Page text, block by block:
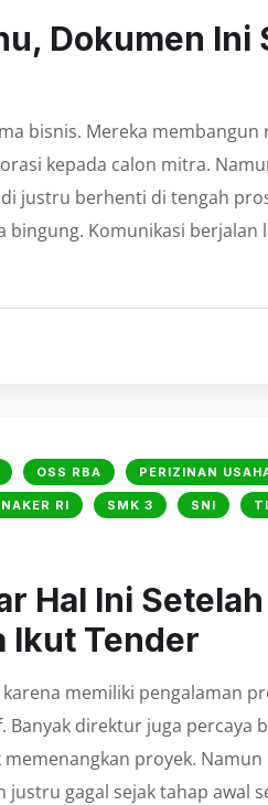
Dokumen Ini
bisnis. Mereka membangun
kepada calon mitra.
justru berhenti di tengah
Komunikasi berjalan
OSS RBA PERIZINAN
RI SMK 3 SNI
Hal Ini Setelah
Ikut Tender
memiliki pengalaman
direktur juga percaya
proyek.
gagal sejak tahap awal